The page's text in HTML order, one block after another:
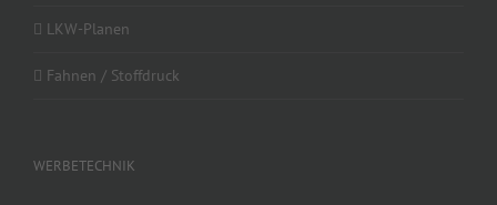
LKW-Planen
Fahnen / Stoffdruck
WERBETECHNIK